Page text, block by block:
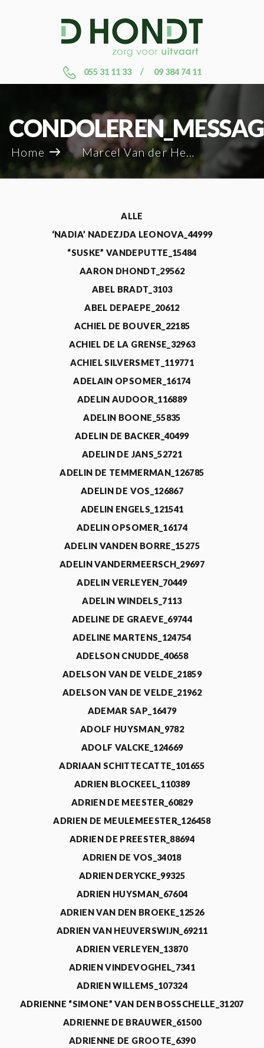
055 31 11 33 09 384 74 11
Home Marcel Van der Heggen_47796
ALLE
‘NADIA’ NADEZJDA LEONOVA_44999
“SUSKE” VANDEPUTTE_15484
AARON DHONDT_29562
ABEL BRADT_3103
ABEL DEPAEPE_20612
ACHIEL DE BOUVER_22185
ACHIEL DE LA GRENSE_32963
ACHIEL SILVERSMET_119771
ADELAIN OPSOMER_16174
ADELIN AUDOOR_116889
ADELIN BOONE_55835
ADELIN DE BACKER_40499
ADELIN DE JANS_52721
ADELIN DE TEMMERMAN_126785
ADELIN DE VOS_126867
ADELIN ENGELS_121541
ADELIN OPSOMER_16174
ADELIN VANDEN BORRE_15275
ADELIN VANDERMEERSCH_29697
ADELIN VERLEYEN_70449
ADELIN WINDELS_7113
ADELINE DE GRAEVE_69744
ADELINE MARTENS_124754
ADELSON CNUDDE_40658
ADELSON VAN DE VELDE_21859
ADELSON VAN DE VELDE_21962
ADEMAR SAP_16479
ADOLF HUYSMAN_9782
ADOLF VALCKE_124669
ADRIAAN SCHITTECATTE_101655
ADRIEN BLOCKEEL_110389
ADRIEN DE MEESTER_60829
ADRIEN DE MEULEMEESTER_126458
ADRIEN DE PREESTER_88694
ADRIEN DE VOS_34018
ADRIEN DERYCKE_99325
ADRIEN HUYSMAN_67604
ADRIEN VAN DEN BROEKE_12526
ADRIEN VAN HEUVERSWIJN_69211
ADRIEN VERLEYEN_13870
ADRIEN VINDEVOGHEL_7341
ADRIEN WILLEMS_107324
ADRIENNE “SIMONE” VAN DEN BOSSCHELLE_31207
ADRIENNE DE BRAUWER_61500
ADRIENNE DE GROOTE_6390